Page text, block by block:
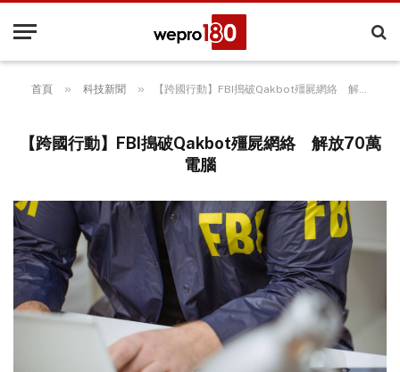
首頁 » 科技新聞 » 【跨國行動】FBI搗破Qakbot殭屍網絡 解放70萬電腦
【跨國行動】FBI搗破Qakbot殭屍網絡 解放70萬
電腦